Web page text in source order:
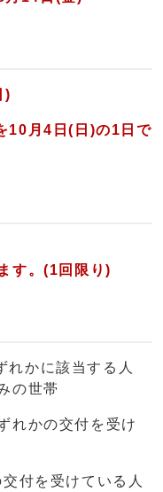
)
10月4日(日)の1日で
す。(1回限り)
れかに該当する人
の世帯
れかの交付を受け
付を受けている人